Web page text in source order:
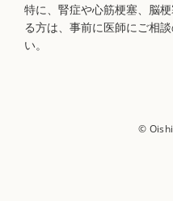
特に、腎症や心筋梗塞、脳
る方は、事前に医師にご相
い。
©